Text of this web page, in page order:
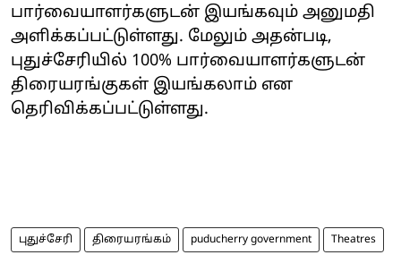
பார்வையாளர்களுடன் இயங்கவும் அனுமதி
அளிக்கப்பட்டுள்ளது. மேலும் அதன்படி,
புதுச்சேரியில் 100% பார்வையாளர்களுடன்
திரையரங்குகள் இயங்கலாம் என
தெரிவிக்கப்பட்டுள்ளது.
புதுச்சேரி திரையரங்கம் puducherry government Theatres